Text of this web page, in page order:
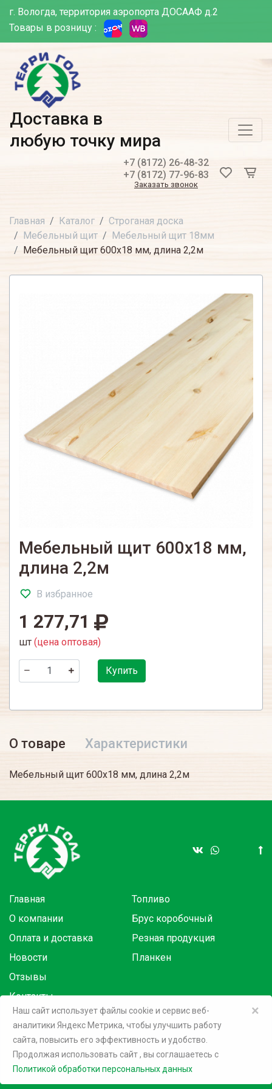
г. Вологда, территория аэропорта ДОСААФ д.2
Товары в розницу :
Доставка в
любую точку мира
+7 (8172) 26-48-32
+7 (8172) 77-96-83
Заказать звонок
Главная Каталог
Строганая доска
Мебельный щит
Мебельный щит 18мм
Мебельный щит 600х18 мм, длина 2,2м
Мебельный щит 600х18 мм,
длина 2,2м
В избранное
1 277,71
шт (цена оптовая)
Купить
О товаре Характеристики
Мебельный щит 600х18 мм, длина 2,2м
Главная
О компании
Оплата и доставка
Новости
Отзывы
Контакты
Топливо
Брус коробочный
Резная продукция
Планкен
Товары в розницу на маркетплейсах:
©2026 Терри Голд
×
Наш сайт использует файлы cookie и сервис веб-
аналитики Яндекс Метрика, чтобы улучшить работу
сайта, повысить его эффективность и удобство.
Продолжая использовать сайт, вы соглашаетесь c
Политикой обработки персональных данных